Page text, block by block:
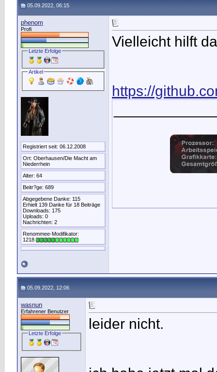
05.09.2022, 06:15
phenom
Profi
Letzte Erfolge
Artikel
Registriert seit: 06.12.2008
Ort: Oberhausen/Die Macht am
Niederrhein
Alter: 64
Beitr?ge: 689
Abgegebene Danke: 115
Erhielt 139 Danke für 18 Beiträge
Downloads: 175
Uploads: 0
Nachrichten: 2
Renommee-Modifikator:
1218
Vielleicht hilft
https://
05.09.2022, 12:06
wasnun
Erfahrener Benutzer
Letzte Erfolge
leider nicht.